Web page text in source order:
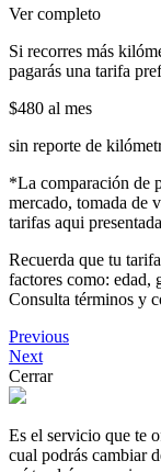
Ver completo
Si recorres más
pagarás una tarifa
$480 al mes
sin reporte de
*La comparación de
mercado, tomada de
tarifas aqui
Recuerda que tu
factores como: edad,
Consulta términos y
Previous
Next
Cerrar
Es el servicio que te
cual podrás cambiar